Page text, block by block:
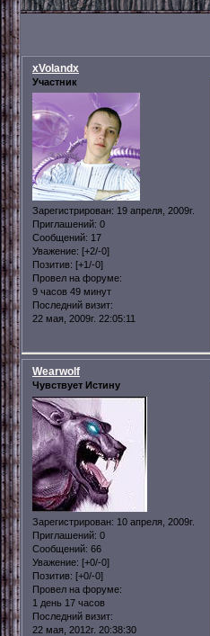
xVolandx
Участник
Зарегистрирован: 19 апреля, 2009г.
Приглашений: 0
Сообщений: 17
Уважение: [+2/-0]
Позитив: [+1/-0]
Провел на форуме:
9 часов 49 минут
Последний визит:
22 мая, 2009г. 22:05:11
Wearwolf
Чувствует Истину
Зарегистрирован: 10 апреля, 2009г.
Приглашений: 0
Сообщений: 66
Уважение: [+0/-0]
Позитив: [+0/-0]
Провел на форуме:
1 день 17 часов
Последний визит:
22 мая, 2012г. 20:38:30